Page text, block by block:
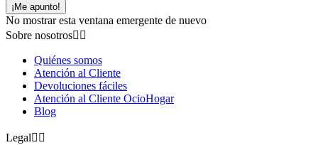
¡Me apunto!
No mostrar esta ventana emergente de nuevo
Sobre nosotros 
Quiénes somos
Atención al Cliente
Devoluciones fáciles
Atención al Cliente OcioHogar
Blog
Legal 